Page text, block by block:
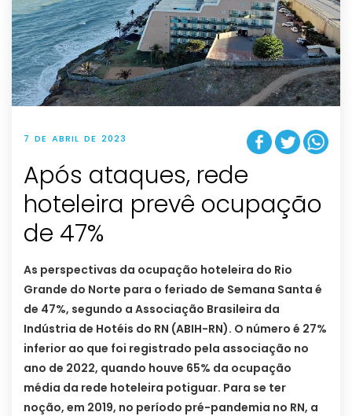
7 DE ABRIL DE 2023
Após ataques, rede
hoteleira prevê ocupação
de 47%
As perspectivas da ocupação hoteleira do Rio
Grande do Norte para o feriado de Semana Santa é
de 47%, segundo a Associação Brasileira da
Indústria de Hotéis do RN (ABIH-RN). O número é 27%
inferior ao que foi registrado pela associação no
ano de 2022, quando houve 65% da ocupação
média da rede hoteleira potiguar. Para se ter
noção, em 2019, no período pré-pandemia no RN, a